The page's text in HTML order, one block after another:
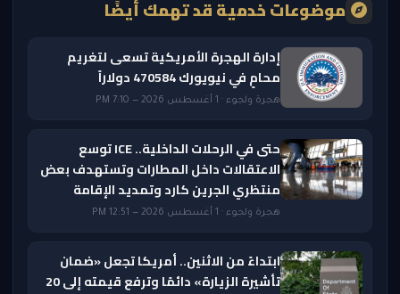
موضوعات خدمية قد تهمك أيضًا
إدارة الهجرة الأمريكية تسعى لتغريم
محامٍ في نيويورك 470584 دولاراً
هجرة ولجوء · 1 أغسطس 2026 — 7:10 PM
حتى في الرحلات الداخلية.. ICE توسع
الاعتقالات داخل المطارات وتستهدف بعض
منتظري الجرين كارد وتمديد الإقامة
هجرة ولجوء · 1 أغسطس 2026 — 12:51 PM
ابتداءً من الاثنين.. أمريكا تجعل «ضمان
تأشيرة الزيارة» دائمًا وترفع قيمته إلى 20